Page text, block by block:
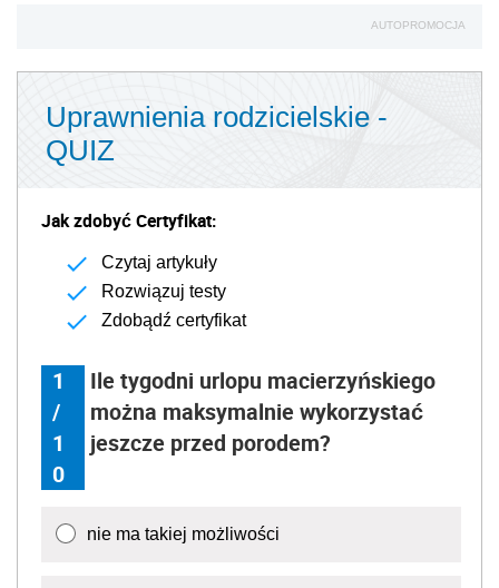
AUTOPROMOCJA
Uprawnienia rodzicielskie -
QUIZ
Jak zdobyć Certyfikat:
Czytaj artykuły
Rozwiązuj testy
Zdobądź certyfikat
1
/
1
0
Ile tygodni urlopu macierzyńskiego
można maksymalnie wykorzystać
jeszcze przed porodem?
nie ma takiej możliwości